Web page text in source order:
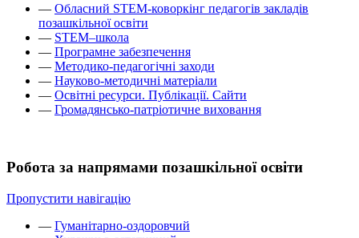
— Обласний STEM-коворкінг педагогів закладів
позашкільної освіти
— STEM–школа
— Програмне забезпечення
— Методико-педагогічні заходи
— Науково-методичні матеріали
— Освітні ресурси. Публікації. Сайти
— Громадянсько-патріотичне виховання
Робота за напрямами позашкільної освіти
Пропустити навігацію
— Гуманітарно-оздоровчий